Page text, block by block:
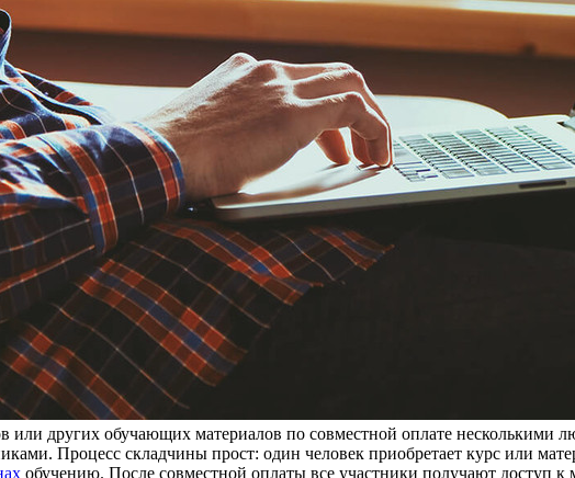
или других обучающих материалов по совместной оплате несколькими
Процесс складчины прост: один человек приобретает курс или
обучению. После совместной оплаты все участники получают доступ